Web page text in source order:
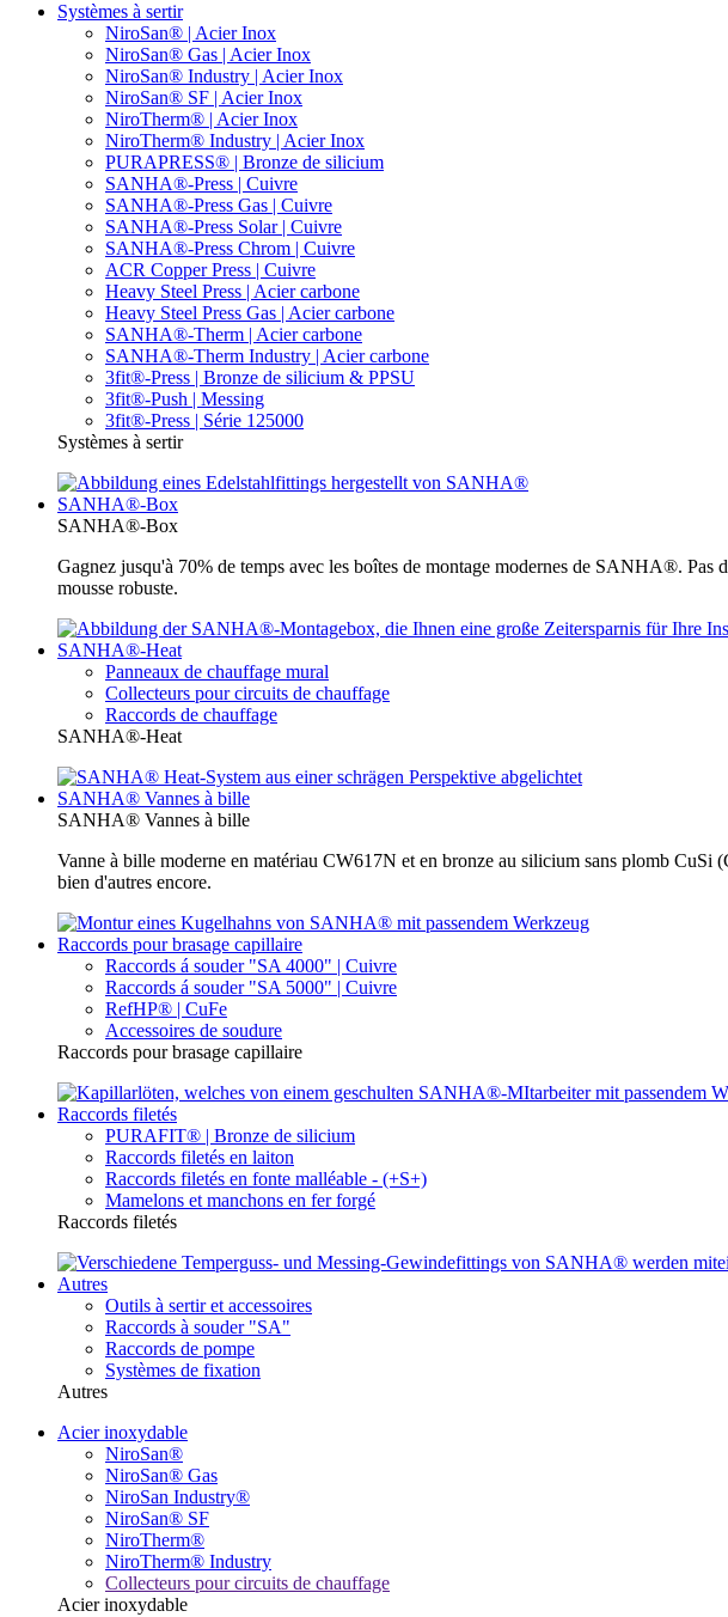
Systèmes à sertir
NiroSan® | Acier Inox
NiroSan® Gas | Acier Inox
NiroSan® Industry | Acier Inox
NiroSan® SF | Acier Inox
NiroTherm® | Acier Inox
NiroTherm® Industry | Acier Inox
PURAPRESS® | Bronze de silicium
SANHA®-Press | Cuivre
SANHA®-Press Gas | Cuivre
SANHA®-Press Solar | Cuivre
SANHA®-Press Chrom | Cuivre
ACR Copper Press | Cuivre
Heavy Steel Press | Acier carbone
Heavy Steel Press Gas | Acier carbone
SANHA®-Therm | Acier carbone
SANHA®-Therm Industry | Acier carbone
3fit®-Press | Bronze de silicium & PPSU
3fit®-Push | Messing
3fit®-Press | Série 125000
Systèmes à sertir
SANHA®-Box
SANHA®-Box
Gagnez jusqu'à 70% de temps avec les boîtes de montage modernes de SANHA®.
mousse robuste.
SANHA®-Heat
Panneaux de chauffage mural
Collecteurs pour circuits de chauffage
Raccords de chauffage
SANHA®-Heat
SANHA® Vannes à bille
SANHA® Vannes à bille
Vanne à bille moderne en matériau CW617N et en bronze au silicium sans plomb
bien d'autres encore.
Raccords pour brasage capillaire
Raccords á souder "SA 4000" | Cuivre
Raccords á souder "SA 5000" | Cuivre
RefHP® | CuFe
Accessoires de soudure
Raccords pour brasage capillaire
Raccords filetés
PURAFIT® | Bronze de silicium
Raccords filetés en laiton
Raccords filetés en fonte malléable - (+S+)
Mamelons et manchons en fer forgé
Raccords filetés
Autres
Outils à sertir et accessoires
Raccords à souder "SA"
Raccords de pompe
Systèmes de fixation
Autres
Acier inoxydable
NiroSan®
NiroSan® Gas
NiroSan Industry®
NiroSan® SF
NiroTherm®
NiroTherm® Industry
Collecteurs pour circuits de chauffage
Acier inoxydable